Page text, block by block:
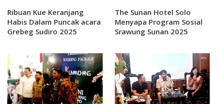
Ribuan Kue Keranjang
Habis Dalam Puncak acara
Grebeg Sudiro 2025
The Sunan Hotel Solo
Menyapa Program Sosial
Srawung Sunan 2025